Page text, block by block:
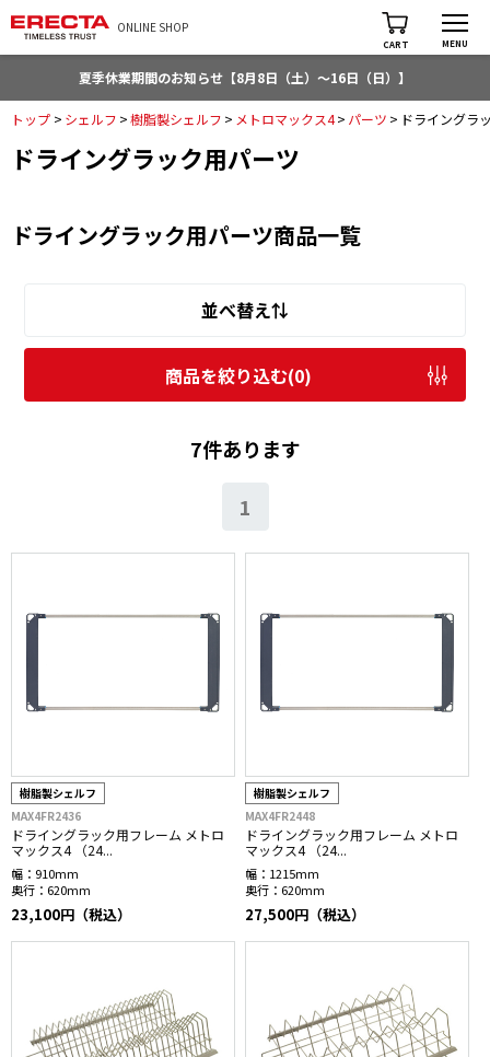
ONLINE SHOP
CART MENU
夏季休業期間のお知らせ【8月8日（土）～16日（日）】
トップ > シェルフ >樹脂製シェルフ > メトロマックス4> パーツ > ドライングラ
ドライングラック用パーツ
ドライングラック用パーツ商品一覧
並べ替え⇅
商品を絞り込む(0)
7件あります
1
樹脂製シェルフ
MAX4FR2436
ドライングラック用フレーム メトロ
マックス4 （24...
幅： 910mm
奥行： 620mm
23,100円（税込）
樹脂製シェルフ
MAX4FR2448
ドライングラック用フレーム メトロ
マックス4 （24...
幅： 1215mm
奥行： 620mm
27,500円（税込）